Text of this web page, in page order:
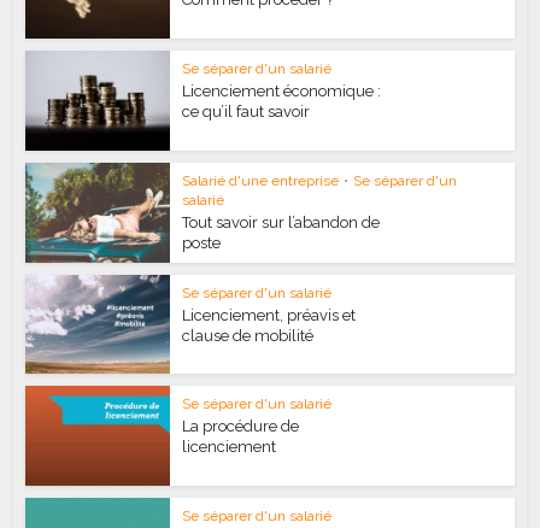
Se séparer d'un salarié
Licenciement économique :
ce qu’il faut savoir
Salarié d'une entreprise • Se séparer d'un
salarié
Tout savoir sur l’abandon de
poste
Se séparer d'un salarié
Licenciement, préavis et
clause de mobilité
Se séparer d'un salarié
La procédure de
licenciement
Se séparer d'un salarié